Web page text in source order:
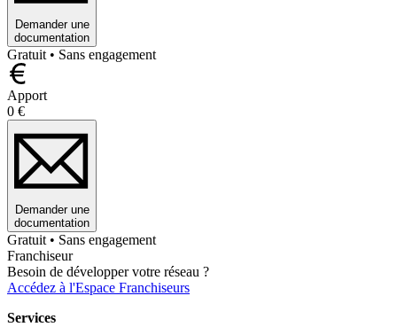
Demander une
documentation
Gratuit • Sans engagement
Apport
0 €
Demander une
documentation
Gratuit • Sans engagement
Franchiseur
Besoin de développer votre réseau ?
Accédez à l'Espace Franchiseurs
Services